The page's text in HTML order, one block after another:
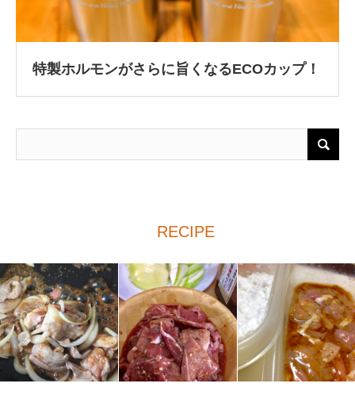
特製ホルモンがさらに旨くなるECOカップ！
RECIPE